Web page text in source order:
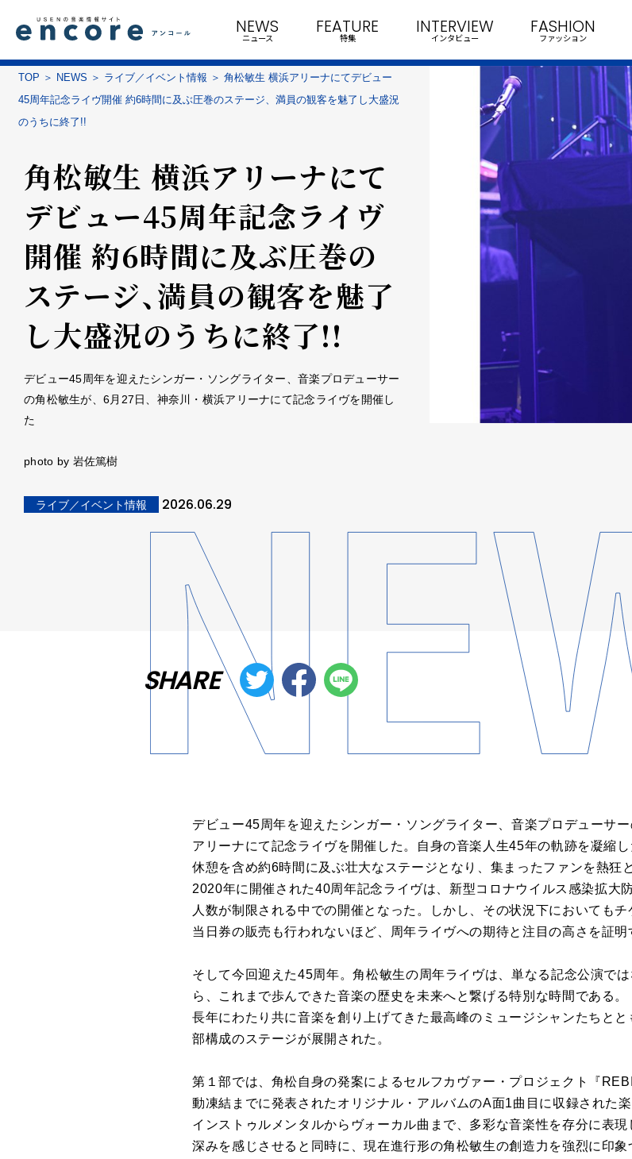
NEWS
ニュース
FEATURE
特集
INTERVIEW
インタビュー
FASHION
ファッション
TOP NEWS ライブ／イベント情報
角松敏生 横浜アリーナにてデビュー
45周年記念ライヴ開催 約6時間に及ぶ圧巻のステージ、満員の観客を魅了し大盛況
のうちに終了!!
角松敏生 横浜アリーナにて
デビュー45周年記念ライヴ
開催 約6時間に及ぶ圧巻の
ステージ、満員の観客を魅了
し大盛況のうちに終了!!
デビュー45周年を迎えたシンガー・ソングライター、音楽プロデューサー
の角松敏生が、6月27日、神奈川・横浜アリーナにて記念ライヴを開催し
た
photo by 岩佐篤樹
ライブ／イベント情報 2026.06.29
SHARE
デビュー45周年を迎えたシンガー・ソングライター、音楽プロデューサ
アリーナにて記念ライヴを開催した。自身の音楽人生45年の軌跡を凝縮し
休憩を含め約6時間に及ぶ壮大なステージとなり、集まったファンを熱狂
2020年に開催された40周年記念ライヴは、新型コロナウイルス感染拡大
人数が制限される中での開催となった。しかし、その状況下においてもチ
当日券の販売も行われないほど、周年ライヴへの期待と注目の高さを証明
そして今回迎えた45周年。角松敏生の周年ライヴは、単なる記念公演で
ら、これまで歩んできた音楽の歴史を未来へと繋げる特別な時間である。
長年にわたり共に音楽を創り上げてきた最高峰のミュージシャンたちと
部構成のステージが展開された。
第１部では、角松自身の発案によるセルフカヴァー・プロジェクト『
動凍結までに発表されたオリジナル・アルバムのA面1曲目に収録された楽
インストゥルメンタルからヴォーカル曲まで、多彩な音楽性を存分に表
深みを感じさせると同時に、現在進行形の角松敏生の創造力を強烈に印